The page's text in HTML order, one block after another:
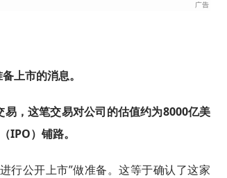
上市的消息。
，这笔交易对公司的估值约为8000亿美
IPO）铺路。
行公开上市”做准备。这等于确认了这家